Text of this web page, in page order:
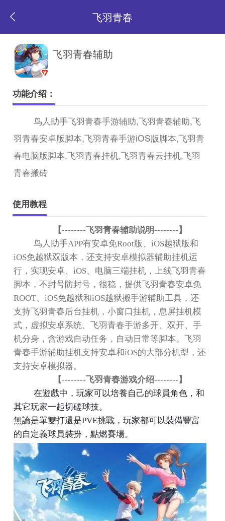
飞羽青春
返
页
飞羽青春辅助
功能介绍：
鸟人助手飞羽青春手游辅助,飞羽青春辅助,飞
羽青春安卓版脚本,飞羽青春手游iOS版脚本,飞羽青
春电脑版脚本,飞羽青春挂机,飞羽青春云挂机,飞羽
青春搬砖
使用教程
【--------飞羽青春辅助说明--------】
鸟人助手APP有安卓免Root版、iOS越狱版和
iOS免越狱双版本，还支持安卓模拟器辅助挂机运
行，实现安卓、iOS 、电脑三端挂机，上线飞羽青春
脚本，不封号防封号，很稳，提供飞羽青春安卓免
ROOT 、iOS免越狱和iOS越狱搬手游辅助工具，还
支持飞羽青春后台挂机，小窗口挂机，息屏挂机模
式，虚拟安卓系统、飞羽青春手游多开、双开、手
机分身，含游戏自动任务，自动日常等脚本。飞羽
青春手游辅助挂机支持安卓和iOS的大部分机型，还
支持安卓模拟器。
【--------飞羽青春游戏介绍--------】
在遊戲中，玩家可以培養自己的球員角色，和
其它玩家一起切磋球技。
無論是單雙打還是PVE挑戰，玩家都可以裝備豐富
的自定義球員裝扮，點燃賽場。